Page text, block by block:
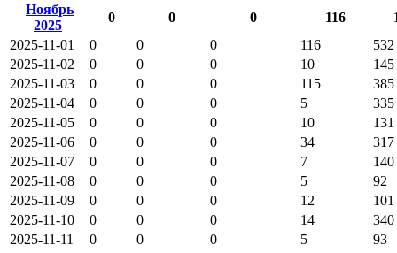
Ноябрь
2025
0 0 0 116
2025-11-01
0 0 0 116
532
2025-11-02
0 0 0 10
145
2025-11-03
0 0 0 115
385
2025-11-04
0 0 0 5
335
2025-11-05
0 0 0 10
131
2025-11-06
0 0 0 34
317
2025-11-07
0 0 0 7
140
2025-11-08
0 0 0 5
92
2025-11-09
0 0 0 12
101
2025-11-10
0 0 0 14
340
2025-11-11
0 0 0 5
93